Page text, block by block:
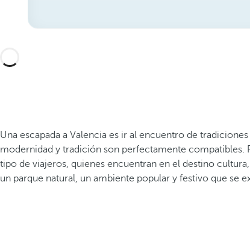
Una escapada a Valencia es ir al encuentro de
modernidad y tradición son perfectamente compatibles.
tipo de viajeros, quienes encuentran en el destino
un parque natural, un ambiente popular y festivo que se